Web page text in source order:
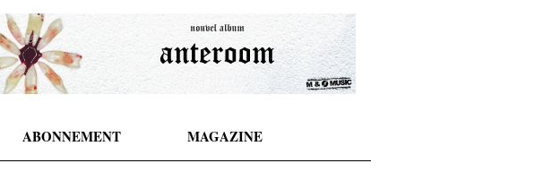
ABONNEMENT MAGAZINE